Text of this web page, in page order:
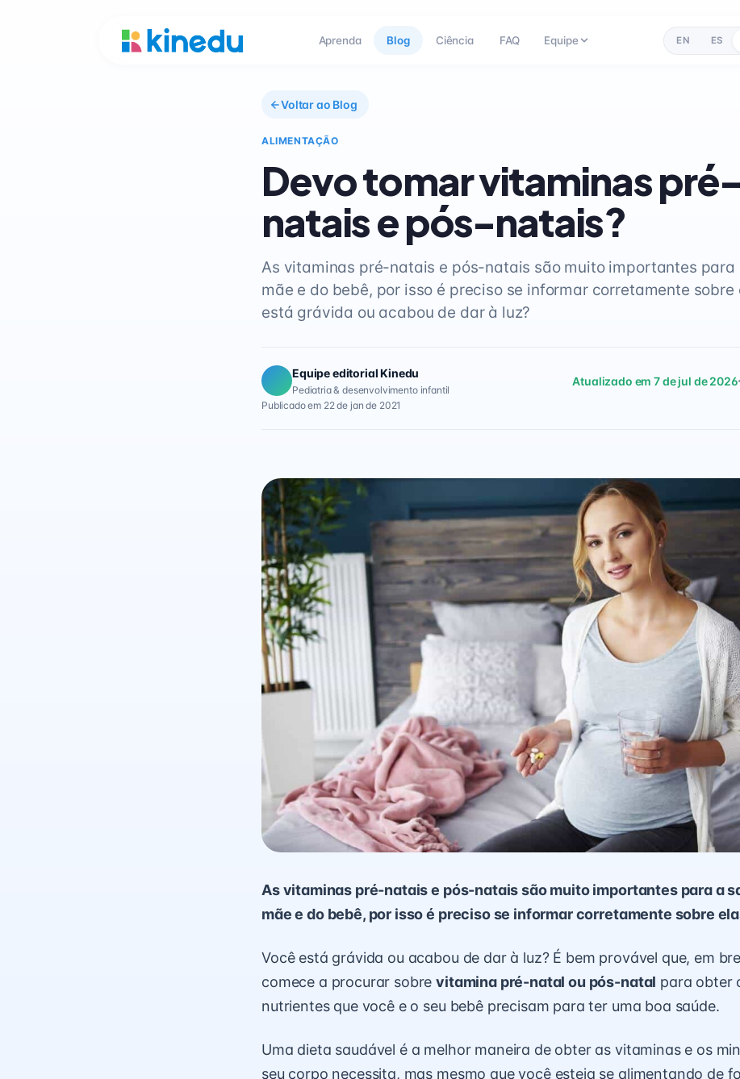
Aprenda Blog Ciência FAQ Equipe EN ES
Voltar ao Blog
ALIMENTAÇÃO
Devo tomar vitaminas pré-
natais e pós-natais?
As vitaminas pré-natais e pós-natais são muito importantes para
mãe e do bebê, por isso é preciso se informar corretamente sobre
está grávida ou acabou de dar à luz?
Equipe editorial Kinedu
Pediatria & desenvolvimento infantil
Atualizado em 7 de jul de 2026
Publicado em 22 de jan de 2021
As vitaminas pré-natais e pós-natais são muito importantes para a
mãe e do bebê, por isso é preciso se informar corretamente sobre
Você está grávida ou acabou de dar à luz? É bem provável que, em
comece a procurar sobrevitamina pré-natal ou pós-natal para obter
nutrientes que você e o seu bebê precisam para ter uma boa saúde.
Uma dieta saudável é a melhor maneira de obter as vitaminas e os
seu corpo necessita, mas mesmo que você esteja se alimentando de